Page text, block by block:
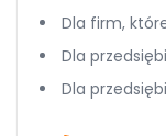
Dla firm,
Dla
Dla